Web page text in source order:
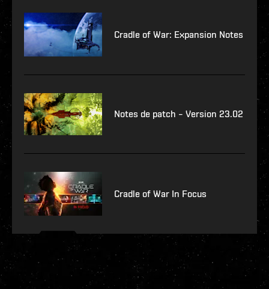
Cradle of War: Expansion Notes
Notes de patch – Version 23.02
Cradle of War In Focus